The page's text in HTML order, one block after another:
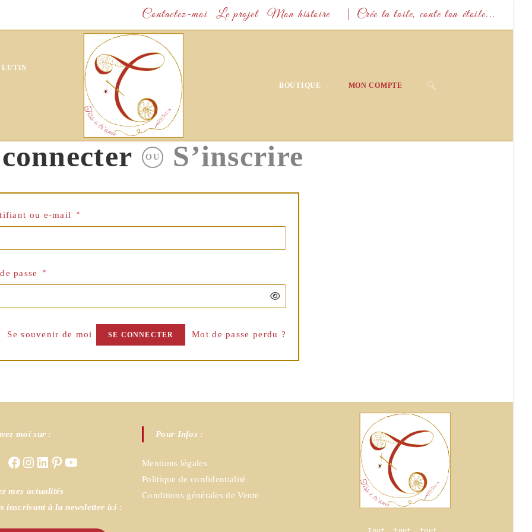
Contactez-moi Le projet Mon histoire | Crée ta toile, conte ton étoile...
LUTIN
BOUTIQUE MON COMPTE TOGGLE
OU S’inscrire
ou e-mail *Obligatoire
passe *
Se souvenir de moi SE CONNECTER Mot de passe perdu ?
moi sur :
FacebookInstagram
LinkedIn
PinterestYouTube
mes actualités
inscrivant à la newsletter ici :
Pour Infos :
Mentions légales
Politique de confidentialité
Conditions générales de Vente